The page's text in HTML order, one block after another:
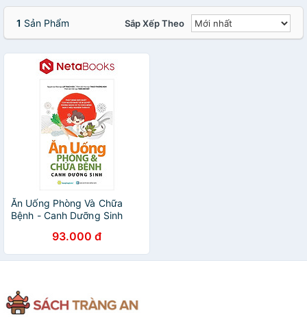
1 Sản Phẩm Sắp Xếp Theo
Ăn Uống Phòng Và Chữa
Bệnh - Canh Dưỡng Sinh
93.000 đ